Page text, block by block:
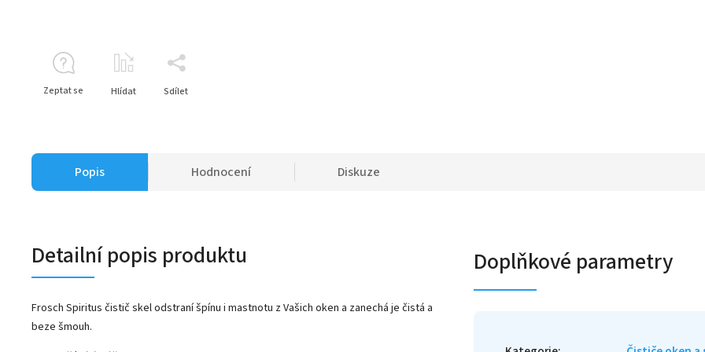
Zeptat se Hlídat Sdílet
Popis Hodnocení Diskuze
Detailní popis produktu
Frosch Spiritus čistič skel odstraní špínu i mastnotu z Vašich oken a zanechá je čistá a
beze šmouh.
Doplňkové parametry